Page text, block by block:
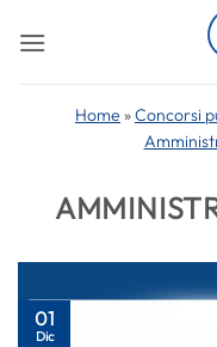
Home »Concorsi
01
Dic